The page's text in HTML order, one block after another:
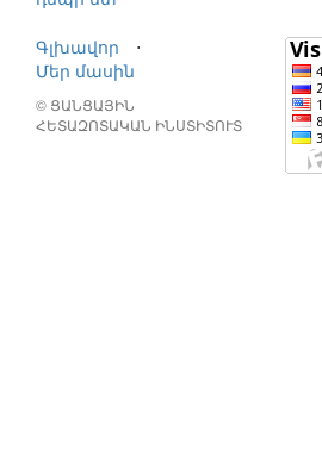
Գլխավոր
⋅
Մեր մասին
© ՑԱՆՑԱՅԻՆ
ՀԵՏԱԶՈՏԱԿԱՆ ԻՆՍՏԻՏՈՒՏ